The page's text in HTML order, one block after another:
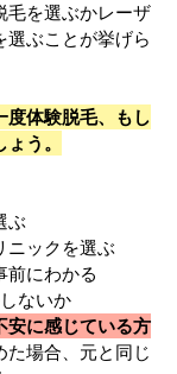
毛を選ぶかレーザ
選ぶことが挙げら
度体験脱毛、もし
う。
ぶ
ックを選ぶ
前にわかる
ないか
安に感じている方
た場合、元と同じ